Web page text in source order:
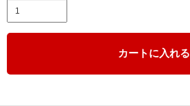
カートに入れる